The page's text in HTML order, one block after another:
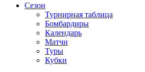
Сезон
Турнирная таблица
Бомбардиры
Календарь
Матчи
Туры
Кубки